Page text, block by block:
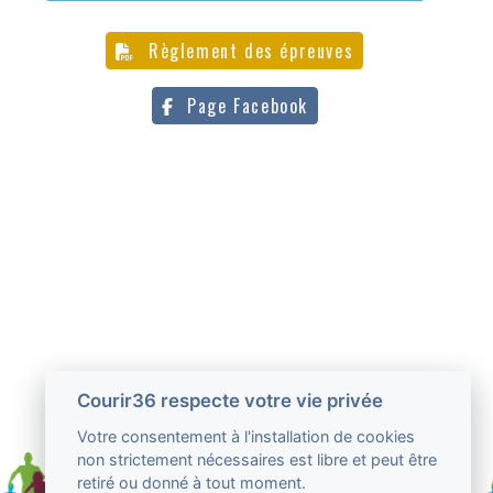
Règlement des épreuves
Page Facebook
Courir36 respecte votre vie privée
Votre consentement à l'installation de cookies
non strictement nécessaires est libre et peut être
retiré ou donné à tout moment.